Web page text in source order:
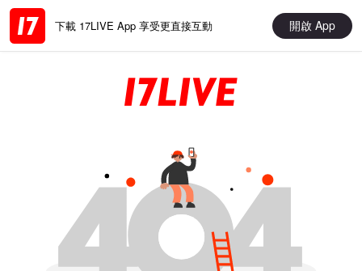
下載 17LIVE App 享受更直接互動 開啟 App